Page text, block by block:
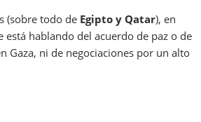
(sobre todo de Egipto y Qatar), en
está hablando del acuerdo de paz o de
Gaza, ni de negociaciones por un alto